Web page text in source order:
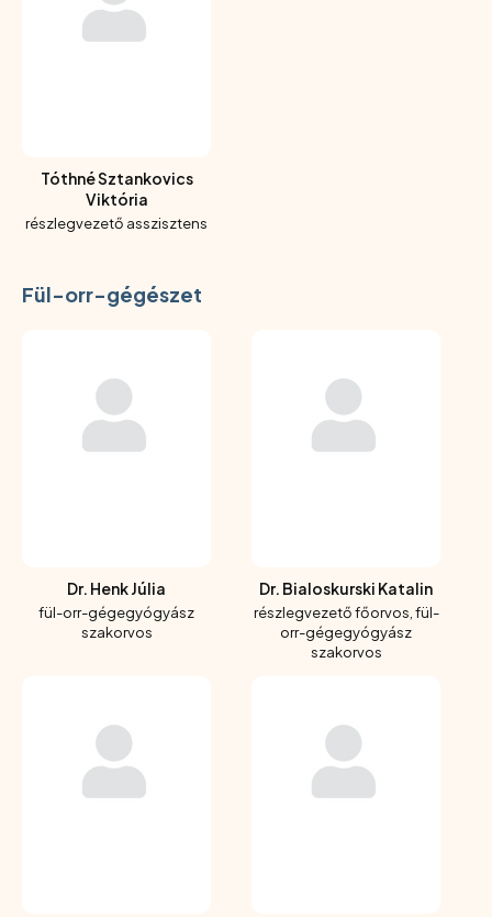
Tóthné Sztankovics
Viktória
részlegvezető asszisztens
Fül-orr-gégészet
Dr. Henk Júlia
fül-orr-gégegyógyász
szakorvos
Dr. Bialoskurski Katalin
részlegvezető főorvos, fül-
orr-gégegyógyász
szakorvos